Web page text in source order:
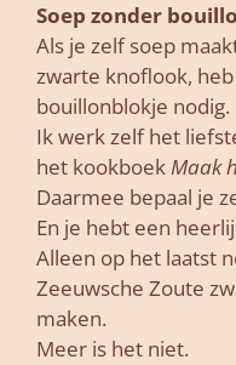
Soep zonder
Als je zelf soep
zwarte knoflook,
bouillonblokje nodig.
Ik werk zelf het
het kookboekMaak
Daarmee bepaal je
En je hebt een
Alleen op het laatst
Zeeuwsche Zoute
maken.
Meer is het niet.